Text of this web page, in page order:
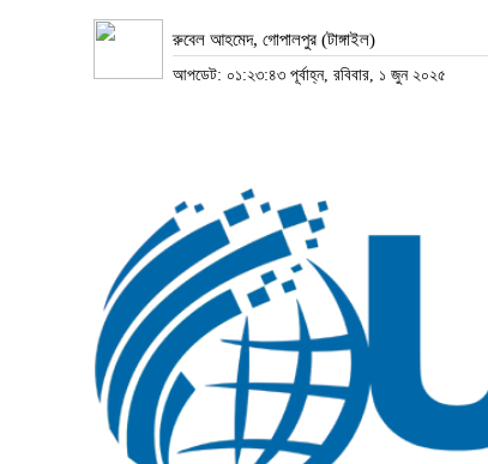
রুবেল আহমেদ, গোপালপুর (টাঙ্গাইল)
আপডেট: ০১:২৩:৪৩ পূর্বাহ্ন, রবিবার, ১ জুন ২০২৫